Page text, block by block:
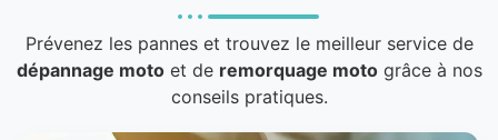
Prévenez les pannes et trouvez le meilleur service de
dépannage motoet de remorquage motogrâce à nos
conseils pratiques.